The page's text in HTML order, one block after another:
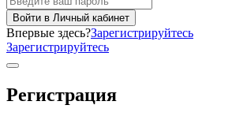
Войти в Личный кабинет
Впервые здесь?Зарегистрируйтесь
Зарегистрируйтесь
Регистрация